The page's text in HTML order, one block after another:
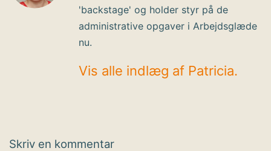
'backstage' og holder styr på de
administrative opgaver i Arbejdsglæde
nu.
Vis alle indlæg af Patricia.
Skriv en kommentar